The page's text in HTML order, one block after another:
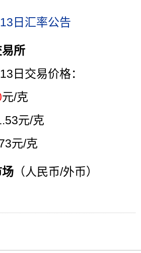
日汇率公告
所
日交易价格：
元/克
元/克
元/克
（人民币/外币）